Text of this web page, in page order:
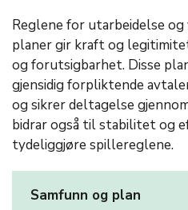
Reglene for utarbeidelse
planer gir kraft og
og forutsigbarhet. Disse
gjensidig forpliktende
og sikrer deltagelse
bidrar også til stabilitet og
tydeliggjøre spillereglene.
Samfunn og plan